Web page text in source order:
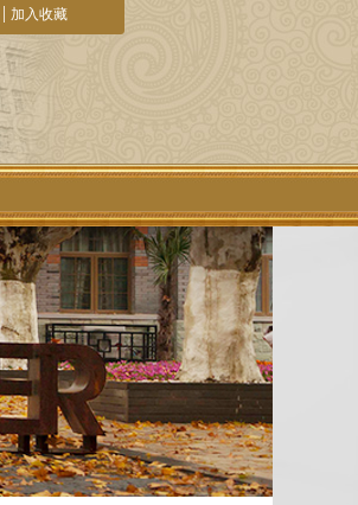
| 加入收藏